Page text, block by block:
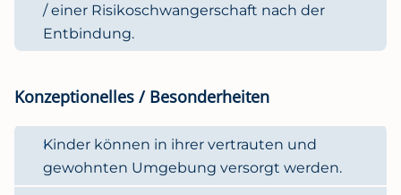
/ einer Risikoschwangerschaft nach der
Entbindung.
Konzeptionelles / Besonderheiten
Kinder können in ihrer vertrauten und
gewohnten Umgebung versorgt werden.